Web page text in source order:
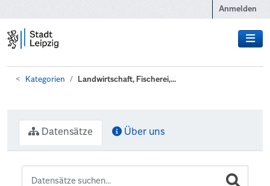
Anmelden
Kategorien Landwirtschaft, Fischerei,...
Datensätze Über uns